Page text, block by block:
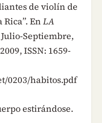
de violín de
En LA
Septiembre,
ISSN: 1659-
0203/habitos.pdf
estirándose.